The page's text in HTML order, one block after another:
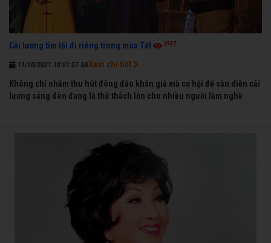
Cải lương tìm lối đi riêng trong mùa Tết 3937
11/10/2021 10:01:57 SA
Không chỉ nhằm thu hút đông đảo khán giả mà cơ hội để sàn diễn cải
lương sáng đèn đang là thử thách lớn cho nhiều người làm nghề
Xem chi tiết